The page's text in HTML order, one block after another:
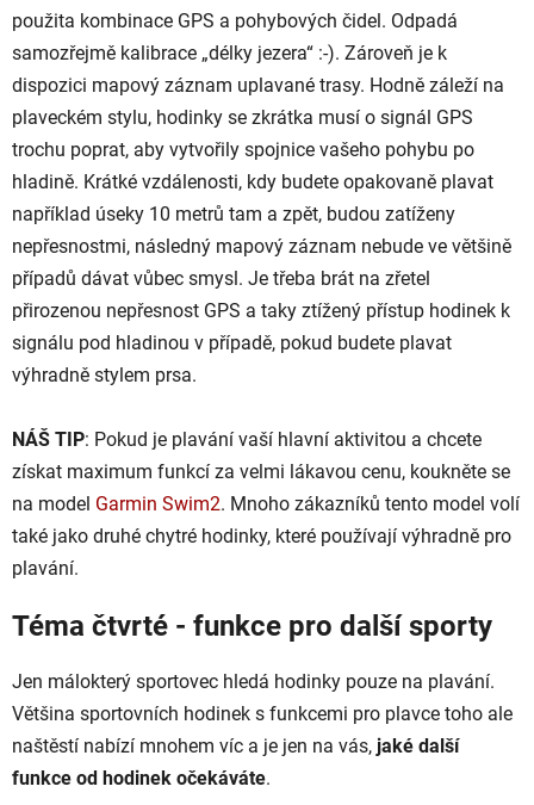
použita kombinace GPS a pohybových čidel. Odpadá
samozřejmě kalibrace „délky jezera“ :-). Zároveň je k
dispozici mapový záznam uplavané trasy. Hodně záleží na
plaveckém stylu, hodinky se zkrátka musí o signál GPS
trochu poprat, aby vytvořily spojnice vašeho pohybu po
hladině. Krátké vzdálenosti, kdy budete opakovaně plavat
například úseky 10 metrů tam a zpět, budou zatíženy
nepřesnostmi, následný mapový záznam nebude ve většině
případů dávat vůbec smysl. Je třeba brát na zřetel
přirozenou nepřesnost GPS a taky ztížený přístup hodinek k
signálu pod hladinou v případě, pokud budete plavat
výhradně stylem prsa.
NÁŠ TIP: Pokud je plavání vaší hlavní aktivitou a chcete
získat maximum funkcí za velmi lákavou cenu, koukněte se
na model Garmin Swim2. Mnoho zákazníků tento model volí
také jako druhé chytré hodinky, které používají výhradně pro
plavání.
Téma čtvrté - funkce pro další sporty
Jen málokterý sportovec hledá hodinky pouze na plavání.
Většina sportovních hodinek s funkcemi pro plavce toho ale
naštěstí nabízí mnohem víc a je jen na vás, jaké další
funkce od hodinek očekáváte.